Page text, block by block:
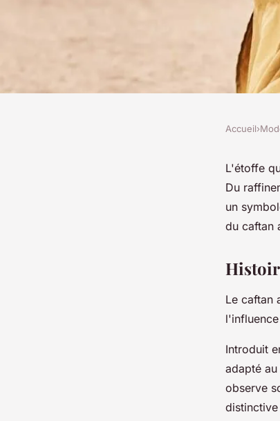
Caftan algérien :
caractérisent ce
Accueil›
L'étoffe
Du
un
du caftan
Le caftan
Introduit
adapté
observe